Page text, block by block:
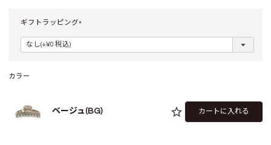
ギフトラッピング
(
カラー
ベージュ(BG) カートに入れる